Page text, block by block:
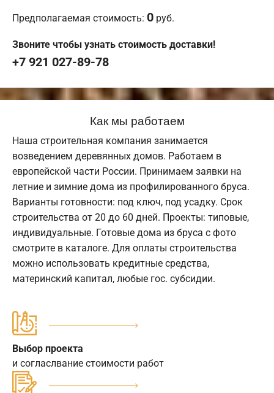
Предполагаемая стоимость: 0 руб.
Звоните чтобы узнать стоимость доставки!
+7 921 027-89-78
Как мы работаем
Наша строительная компания занимается
возведением деревянных домов. Работаем в
европейской части России. Принимаем заявки на
летние и зимние дома из профилированного бруса.
Варианты готовности: под ключ, под усадку. Срок
строительства от 20 до 60 дней. Проекты: типовые,
индивидуальные. Готовые дома из бруса с фото
смотрите в каталоге. Для оплаты строительства
можно использовать кредитные средства,
материнский капитал, любые гос. субсидии.
Выбор проекта
и согласлвание стоимости работ